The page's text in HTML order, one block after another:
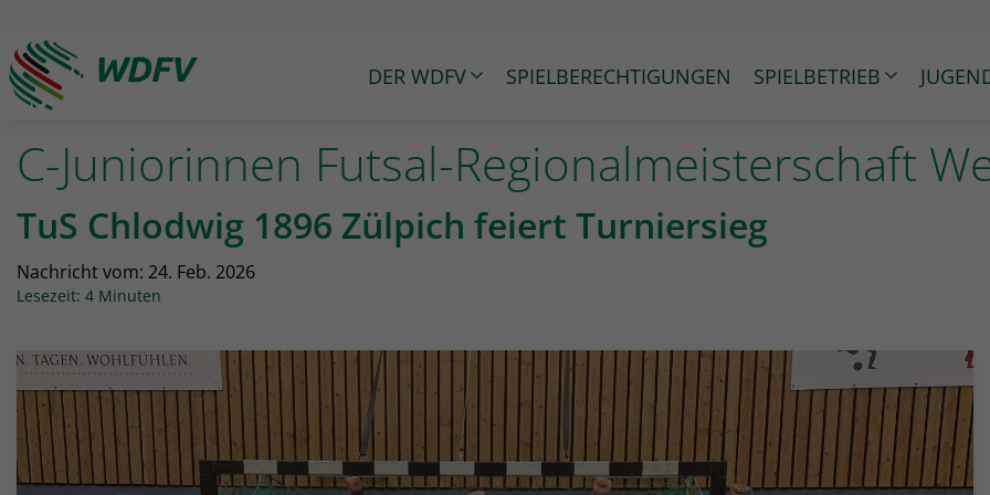
Logo: wdfv führt zur Starseite
DER WDFV SPIELBERECHTIGUNGEN SPIELBETRIEB
C-Juniorinnen Futsal-Regionalmeisterschaft
TuS Chlodwig 1896 Zülpich feiert Turniersieg
Nachricht vom: 24. Feb. 2026
Lesezeit: 4 Minuten